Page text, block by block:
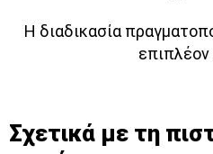
Η διαδικασία
επιπλέον
Σχετικά με τη